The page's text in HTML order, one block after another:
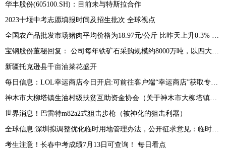
华丰股份(605100.SH)：目前未与特斯拉合作
2023十堰中考志愿填报时间及招生批次 全球视点
全国农产品批发市场猪肉平均价格为18.97元/公斤 比昨天上升0.3% 最新
宝钢股份董秘回复： 公司每年铁矿石采购规模约8000万吨，以四大矿为主，近年来公司积极拓展非主流矿山资源-环球看热讯
新疆托克逊县千亩油菜花盛开
每日信息：LOL幸运商店今日开启:可前往客户端“幸运商店”获取专属皮肤折扣
神木市大柳塔镇生油村级扶贫互助资金协会（关于神木市大柳塔镇生油村级扶贫互助资金协会介绍）
世界消息！巴雷特m82a2式狙击步枪（被神化的狙击利器）
全球信息:深圳拟调整优化临时用地管理办法，公开征求意见：临时用地使用期限一般不超过2年
考生注意！长春中考成绩7月13日可查询！ 每日看点